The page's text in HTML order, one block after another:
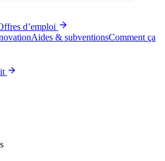
d’emploi
Aides & subventionsComment ça